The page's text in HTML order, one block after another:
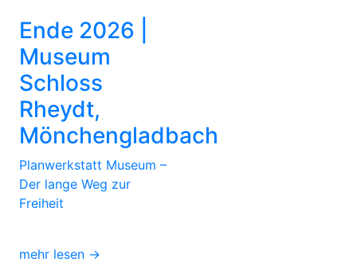
Ende 2026 |
Museum
Schloss
Rheydt,
Mönchengladbach
Planwerkstatt Museum –
Der lange Weg zur
Freiheit
mehr lesen →